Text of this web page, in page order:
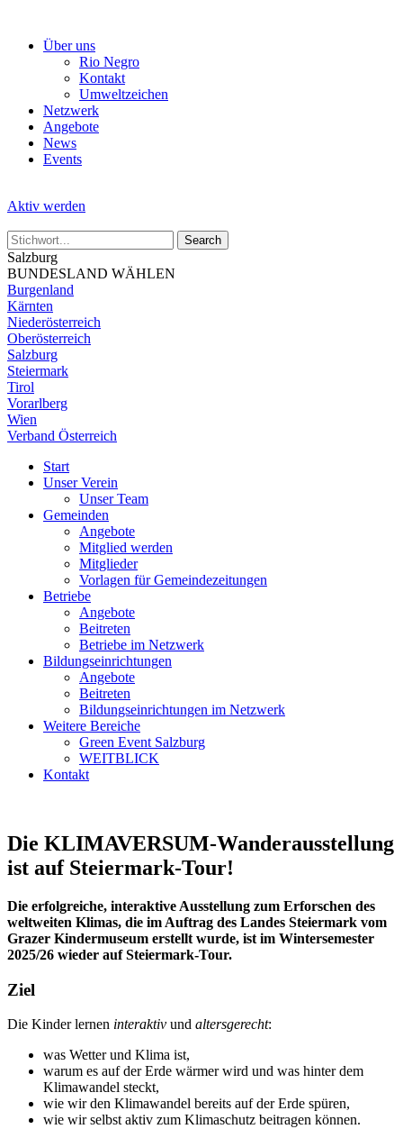
Über uns
Rio Negro
Kontakt
Umweltzeichen
Netzwerk
Angebote
News
Events
Aktiv werden
Salzburg
BUNDESLAND WÄHLEN
Burgenland
Kärnten
Niederösterreich
Oberösterreich
Salzburg
Steiermark
Tirol
Vorarlberg
Wien
Verband Österreich
Start
Unser Verein
Unser Team
Gemeinden
Angebote
Mitglied werden
Mitglieder
Vorlagen für Gemeindezeitungen
Betriebe
Angebote
Beitreten
Betriebe im Netzwerk
Bildungseinrichtungen
Angebote
Beitreten
Bildungseinrichtungen im Netzwerk
Weitere Bereiche
Green Event Salzburg
WEITBLICK
Kontakt
Die KLIMAVERSUM-Wanderausstellung
ist auf Steiermark-Tour!
Die erfolgreiche, interaktive Ausstellung zum Erforschen des
weltweiten Klimas, die im Auftrag des Landes Steiermark vom
Grazer Kindermuseum erstellt wurde, ist im Wintersemester
2025/26 wieder auf Steiermark-Tour.
Ziel
Die Kinder lernen interaktiv und altersgerecht:
was Wetter und Klima ist,
warum es auf der Erde wärmer wird und was hinter dem
Klimawandel steckt,
wie wir den Klimawandel bereits auf der Erde spüren,
wie wir selbst aktiv zum Klimaschutz beitragen können.